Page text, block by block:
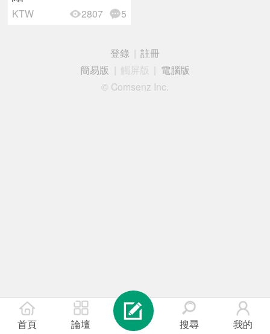
KTW 2807 5
首頁 論壇 搜尋 我的
登錄
註冊
簡易版
觸屏版
電腦版
© Comsenz Inc.